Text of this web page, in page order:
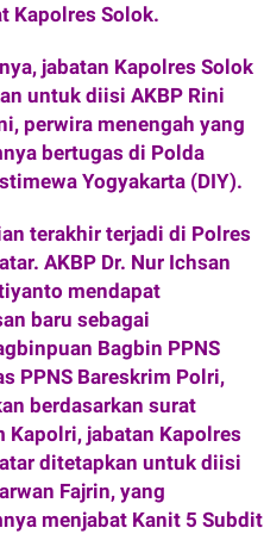
ng
Oktobe
r 2026
an
Olahrag
a Baru
Tahun
2026
Kapolres Solok.
jabatan Kapolres Solok
untuk diisi AKBP Rini
perwira menengah yang
bertugas di Polda
Yogyakarta (DIY).
terakhir terjadi di Polres
AKBP Dr. Nur Ichsan
mendapat
baru sebagai
Bagbin PPNS
PPNS Bareskrim Polri,
berdasarkan surat
Kapolri, jabatan Kapolres
ditetapkan untuk diisi
Fajrin, yang
menjabat Kanit 5 Subdit